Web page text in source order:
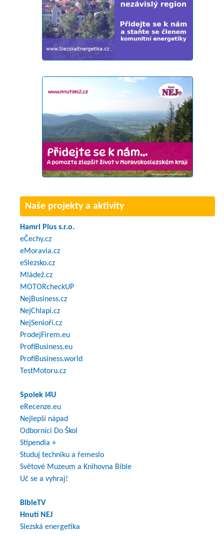
Naše projekty a aktivity
Hamri Plus s.r.o.
eČechy.cz
eMoravia.cz
eSlezsko.cz
Mládež.cz
MOTORcheckUP
NejBusiness.cz
NejChlapi.cz
NejSenioři.cz
ProdejFirem.eu
ProfiBusiness.eu
ProfiBusiness.world
TestMotoru.cz
Spolek I4U
eRecenze.eu
Nejlepší nápad
Odborníci Do Škol
Stipendia +
Studuj techniku a řemeslo
Světové Muzeum a Knihovna Bible
Uč se a vyhraj!
BibleTV
Hnutí NEJ
Slezská energetika